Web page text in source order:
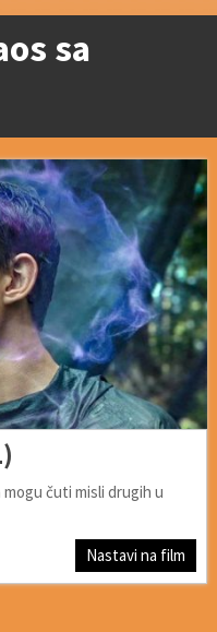
sa
mogu čuti misli drugih u
Nastavi na film